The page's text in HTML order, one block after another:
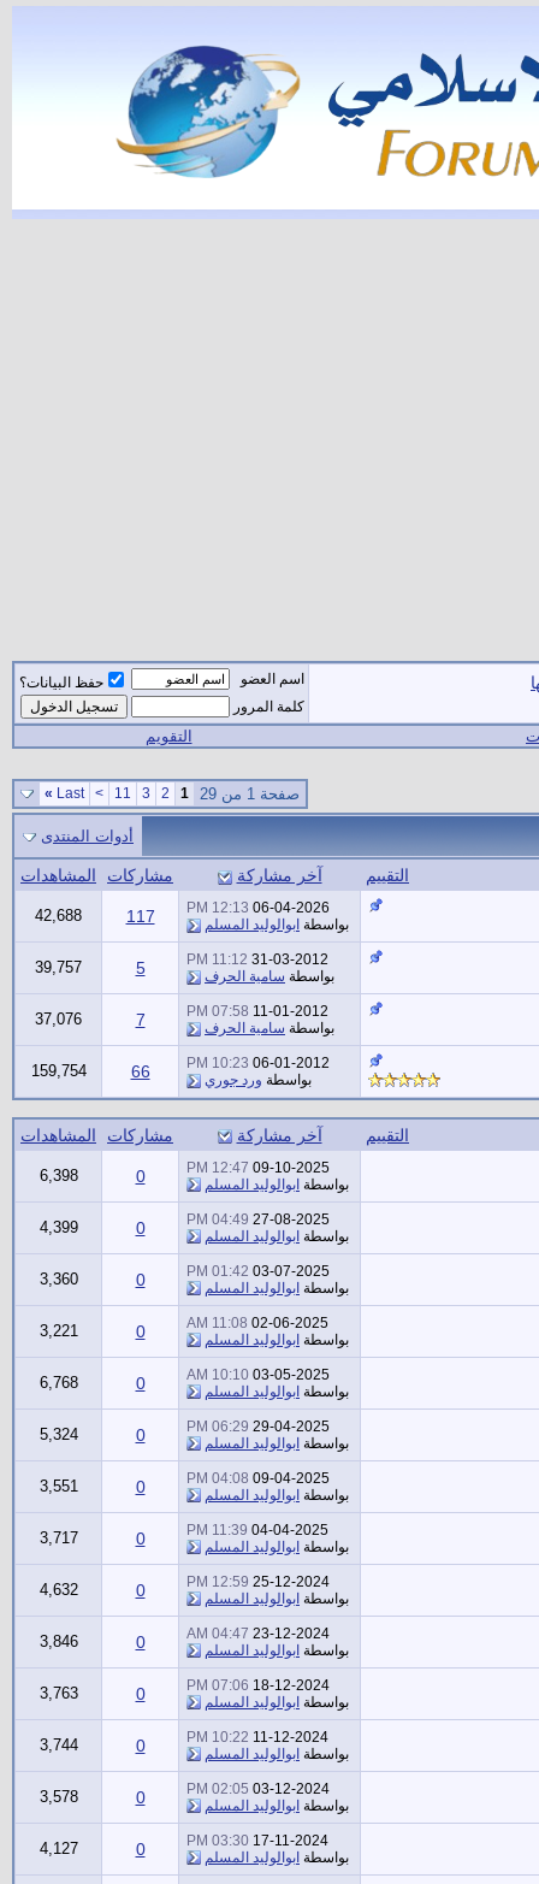
اسم العضو
حفظ البيانات؟
كلمة المرور
التقويم
صفحة 1 من 29 1
2
3
11
>
Last
»
أدوات المنتدى
التقييم آخر مشاركة مشاركات المشاهدات
06-04-2026
12:13 PM
بواسطة ابوالوليد المسلم 117
42,688
31-03-2012
11:12 PM
بواسطة سامية الحرف 5
39,757
11-01-2012
07:58 PM
بواسطة سامية الحرف 7
37,076
06-01-2012
10:23 PM
بواسطة ورد جوري 66
159,754
التقييم آخر مشاركة مشاركات المشاهدات
09-10-2025
12:47 PM
بواسطة ابوالوليد المسلم 0
6,398
27-08-2025
04:49 PM
بواسطة ابوالوليد المسلم 0
4,399
03-07-2025
01:42 PM
بواسطة ابوالوليد المسلم 0
3,360
02-06-2025
11:08 AM
بواسطة ابوالوليد المسلم 0
3,221
03-05-2025
10:10 AM
بواسطة ابوالوليد المسلم 0
6,768
29-04-2025
06:29 PM
بواسطة ابوالوليد المسلم 0
5,324
09-04-2025
04:08 PM
بواسطة ابوالوليد المسلم 0
3,551
04-04-2025
11:39 PM
بواسطة ابوالوليد المسلم 0
3,717
25-12-2024
12:59 PM
بواسطة ابوالوليد المسلم 0
4,632
23-12-2024
04:47 AM
بواسطة ابوالوليد المسلم 0
3,846
18-12-2024
07:06 PM
بواسطة ابوالوليد المسلم 0
3,763
11-12-2024
10:22 PM
بواسطة ابوالوليد المسلم 0
3,744
03-12-2024
02:05 PM
بواسطة ابوالوليد المسلم 0
3,578
17-11-2024
03:30 PM
بواسطة ابوالوليد المسلم 0
4,127